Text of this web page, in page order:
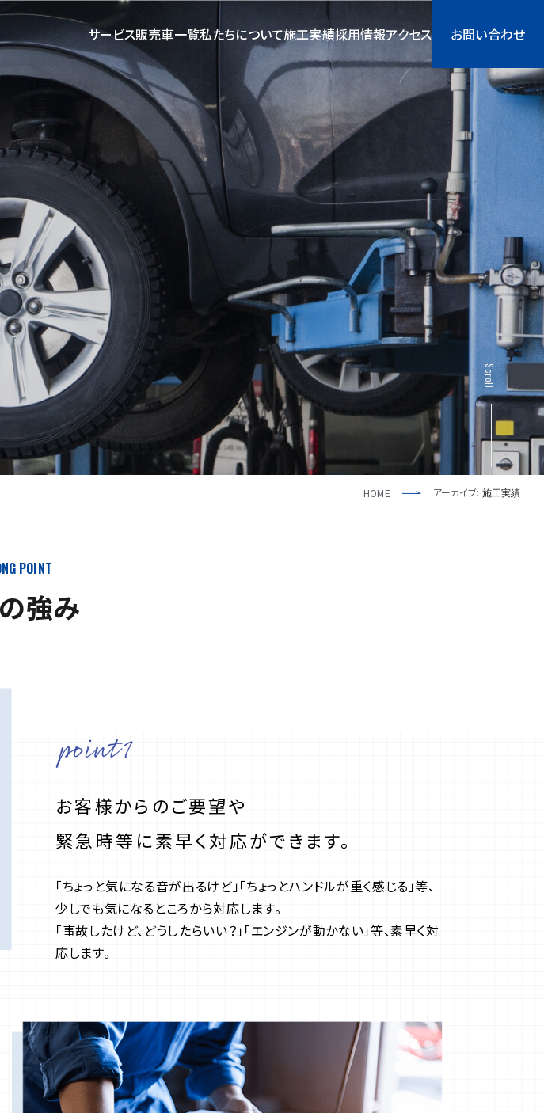
サービス販売車一覧私たちについて施工実績採用情報アクセス お問い合わせ
お問い合わせ
アクセス
お問い合わせフォーム
新・中古車販売
新車一覧
中古車一覧
採用情報
採用情報
Scroll
HOME アーカイブ: 施工実績
POINT
強み
お客様からのご要望や
緊急時等に素早く対応ができます。
「ちょっと気になる音が出るけど」「ちょっとハンドルが重く感じる」等、
少しでも気になるところから対応します。
「事故したけど、どうしたらいい？」「エンジンが動かない」等、素早く対
応します。